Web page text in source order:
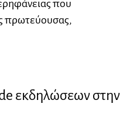
που
πρωτεύουσας,
εκδηλώσεων στην